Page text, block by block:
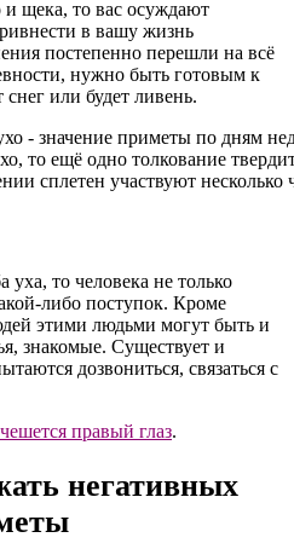
и щека, то вас осуждают
в вашу жизнь
постепенно перешли на всё
нужно быть готовым к
или будет ливень.
то ещё одно толкование
сплетен участвуют несколько
уха, то человека не только
либо поступок. Кроме
этими людьми могут быть и
знакомые. Существует и
дозвониться, связаться с
правый глаз.
негативных